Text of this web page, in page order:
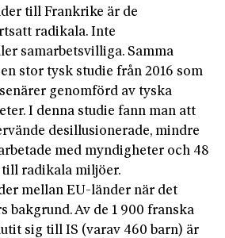
till Frankrike är de
radikala. Inte
samarbetsvilliga. Samma
stor tysk studie från 2016 som
genomförd av tyska
I denna studie fann man att
desillusionerade, mindre
med myndigheter och 48
radikala miljöer.
mellan EU-länder när det
bakgrund. Av de 1 900 franska
sig till IS (varav 460 barn) är